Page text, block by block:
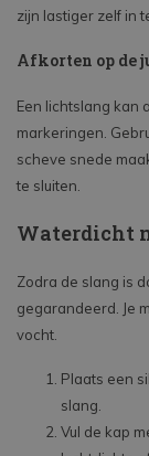
zijn lastiger zelf in
Afkorten op de
Een lichtslang kan
markeringen.
scheve snede
te sluiten.
Waterdicht
Zodra de slang is
gegarandeerd. Je
vocht.
Plaats een
slang.
Vul de kap